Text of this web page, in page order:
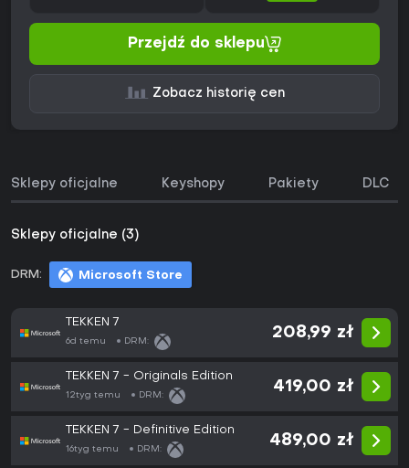
Przejdź do sklepu
Zobacz historię cen
Sklepy oficjalne Keyshopy Pakiety DLC
Sklepy oficjalne (3)
DRM: Microsoft Store
TEKKEN 7
6d temu DRM:
208,99 zł
TEKKEN 7 - Originals Edition
12tyg temu DRM:
419,00 zł
TEKKEN 7 - Definitive Edition
16tyg temu DRM:
489,00 zł